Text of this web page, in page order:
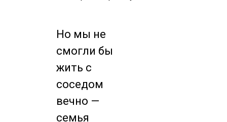
Но мы не
смогли бы
жить с
соседом
вечно —
семья